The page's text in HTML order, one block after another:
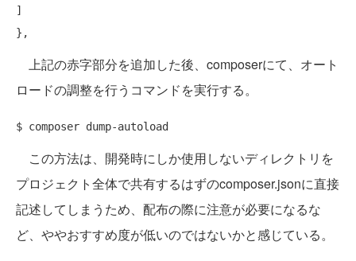
]
上記の赤字部分を追加した後、composerにて、オート
ロードの調整を行うコマンドを実行する。
この方法は、開発時にしか使用しないディレクトリを
プロジェクト全体で共有するはずのcomposer.jsonに直接
記述してしまうため、配布の際に注意が必要になるな
ど、ややおすすめ度が低いのではないかと感じている。